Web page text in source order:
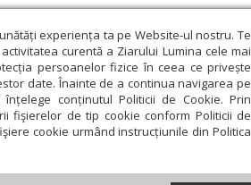
experiența ta pe Website-ul nostru. Te
curentă a Ziarului Lumina cele mai
persoanelor fizice în ceea ce privește
date. Înainte de a continua navigarea pe
conținutul Politicii de Cookie. Prin
fişierelor de tip cookie conform Politicii de
cookie urmând instrucțiunile din Politica